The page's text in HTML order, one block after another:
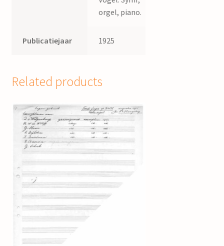
orgel, piano.
Publicatiejaar 1925
Related products